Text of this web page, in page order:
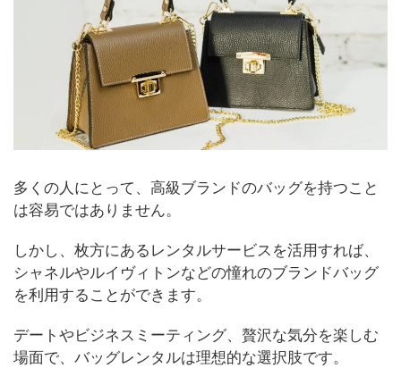
多くの人にとって、高級ブランドのバッグを持つこと
は容易ではありません。
しかし、枚方にあるレンタルサービスを活用すれば、
シャネルやルイヴィトンなどの憧れのブランドバッグ
を利用することができます。
デートやビジネスミーティング、贅沢な気分を楽しむ
場面で、バッグレンタルは理想的な選択肢です。